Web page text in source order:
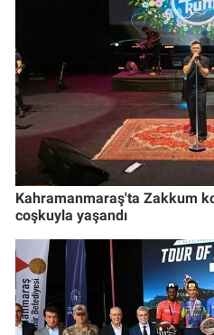
Kahramanmaraş'ta Zakkum
coşkuyla yaşandı